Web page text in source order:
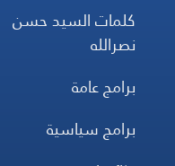
كلمات السيد حسن
نصرالله
برامج عامة
برامج سياسية